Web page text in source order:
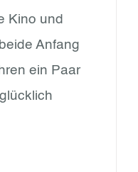
Kino und
Anfang
ein Paar